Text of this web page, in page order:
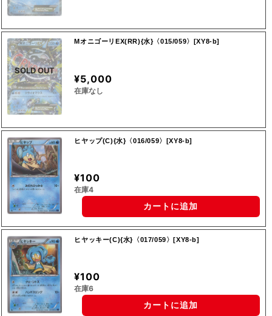
SOLD OUT
MオニゴーリEX(RR){水}〈015/059〉[XY8-b]
¥5,000
在庫なし
ヒヤップ(C){水}〈016/059〉[XY8-b]
¥100
在庫4
カートに追加
ヒヤッキー(C){水}〈017/059〉[XY8-b]
¥100
在庫6
カートに追加